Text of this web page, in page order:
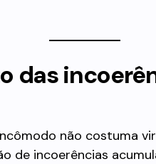
das
não costuma
de incoerências